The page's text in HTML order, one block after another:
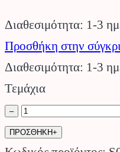
Διαθεσιμότητα: 1-3
Προσθήκη στην
Διαθεσιμότητα: 1-3
Τεμάχια
–
Διπλό
Μπιτόνι
ΠΡΟΣΘΗΚΗ+